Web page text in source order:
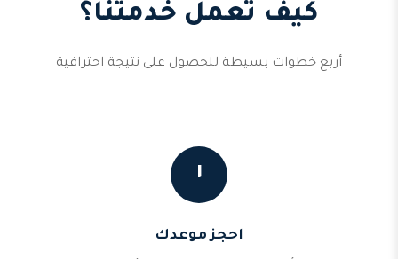
كيف تعمل خدمتنا؟
أربع خطوات بسيطة للحصول على نتيجة احترافية
١
احجز موعدك